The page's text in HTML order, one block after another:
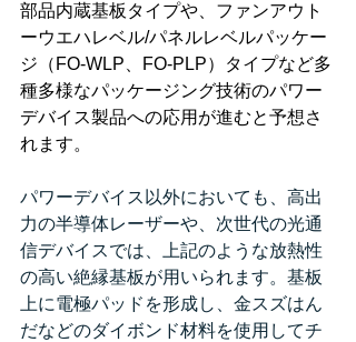
部品内蔵基板タイプや、ファンアウト
ーウエハレベル/パネルレベルパッケー
ジ（FO-WLP、FO-PLP）タイプなど多
種多様なパッケージング技術のパワー
デバイス製品への応用が進むと予想さ
れます。
パワーデバイス以外においても、高出
力の半導体レーザーや、次世代の光通
信デバイスでは、上記のような放熱性
の高い絶縁基板が用いられます。基板
上に電極パッドを形成し、金スズはん
だなどのダイボンド材料を使用してチ